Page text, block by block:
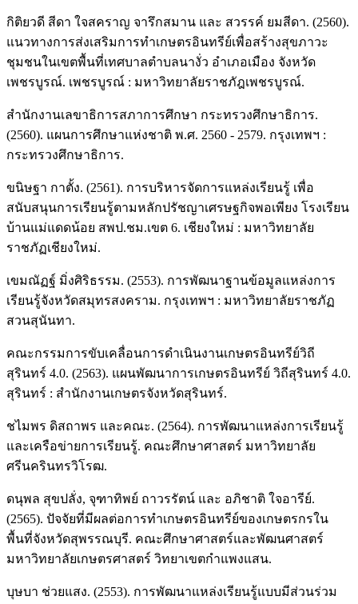
กิติยวดี สีดา ใจสคราญ จารึกสมาน และ สวรรค์ ยมสีดา. (2560).
แนวทางการส่งเสริมการทำเกษตรอินทรีย์เพื่อสร้างสุขภาวะ
ชุมชนในเขตพื้นที่เทศบาลตำบลนางั่ว อำเภอเมือง จังหวัด
เพชรบูรณ์. เพชรบูรณ์ : มหาวิทยาลัยราชภัฎเพชรบูรณ์.
สำนักงานเลขาธิการสภาการศึกษา กระทรวงศึกษาธิการ.
(2560). แผนการศึกษาแห่งชาติ พ.ศ. 2560 - 2579. กรุงเทพฯ :
กระทรวงศึกษาธิการ.
ขนิษฐา กาตั้ง. (2561). การบริหารจัดการแหล่งเรียนรู้ เพื่อ
สนับสนุนการเรียนรู้ตามหลักปรัชญาเศรษฐกิจพอเพียง โรงเรียน
บ้านแม่แดดน้อย สพป.ชม.เขต 6. เชียงใหม่ : มหาวิทยาลัย
ราชภัฏเชียงใหม่.
เขมณัฏฐ์ มิ่งศิริธรรม. (2553). การพัฒนาฐานข้อมูลแหล่งการ
เรียนรู้จังหวัดสมุทรสงคราม. กรุงเทพฯ : มหาวิทยาลัยราชภัฏ
สวนสุนันทา.
คณะกรรมการขับเคลื่อนการดำเนินงานเกษตรอินทรีย์วิถี
สุรินทร์ 4.0. (2563). แผนพัฒนาการเกษตรอินทรีย์ วิถีสุรินทร์ 4.0.
สุรินทร์ : สำนักงานเกษตรจังหวัดสุรินทร์.
ชไมพร ดิสถาพร และคณะ. (2564). การพัฒนาแหล่งการเรียนรู้
และเครือข่ายการเรียนรู้. คณะศึกษาศาสตร์ มหาวิทยาลัย
ศรีนครินทรวิโรฒ.
ดนุพล สุขปลั่ง, จุฑาทิพย์ ถาวรรัตน์ และ อภิชาติ ใจอารีย์.
(2565). ปัจจัยที่มีผลต่อการทำเกษตรอินทรีย์ของเกษตรกรใน
พื้นที่จังหวัดสุพรรณบุรี. คณะศึกษาศาสตร์และพัฒนศาสตร์
มหาวิทยาลัยเกษตรศาสตร์ วิทยาเขตกำแพงแสน.
บุษบา ช่วยแสง. (2553). การพัฒนาแหล่งเรียนรู้แบบมีส่วนร่วม